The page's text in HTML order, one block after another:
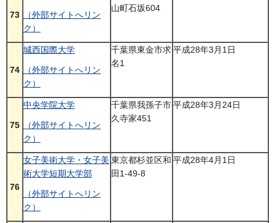
73
（外部サイトへリン
ク）
山町石坂604
74
城西国際大学
（外部サイトへリン
ク）
千葉県東金市求
名1
平成28年3月1日
75
中央学院大学
（外部サイトへリン
ク）
千葉県我孫子市
久寺家451
平成28年3月24日
76
女子美術大学・女子美
術大学短期大学部
（外部サイトへリン
ク）
東京都杉並区和
田1-49-8
平成28年4月1日